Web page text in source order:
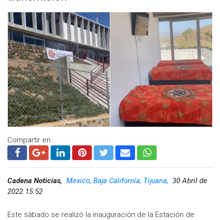
Compartir en:
Cadena Noticias, Mexico, Baja California, Tijuana, 30 Abril de
2022 15:52
Este sábado se realizó la inauguración de la Estación de